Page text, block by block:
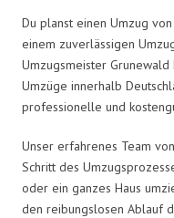
Du planst einen Umzug
einem zuverlässigen
Umzugsmeister
Umzüge innerhalb
professionelle und
Unser erfahrenes Team
Schritt des
oder ein ganzes Haus
den reibungslosen Ablauf